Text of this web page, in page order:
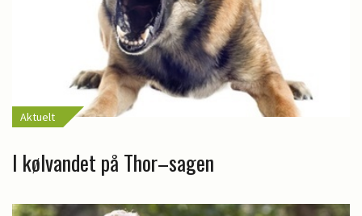
Aktuelt
I kølvandet på Thor–sagen